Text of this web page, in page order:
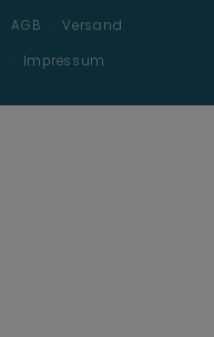
AGB
Versand
Impressum